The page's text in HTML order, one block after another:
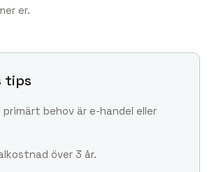
er.
tips
behov är e-handel eller
över 3 år.